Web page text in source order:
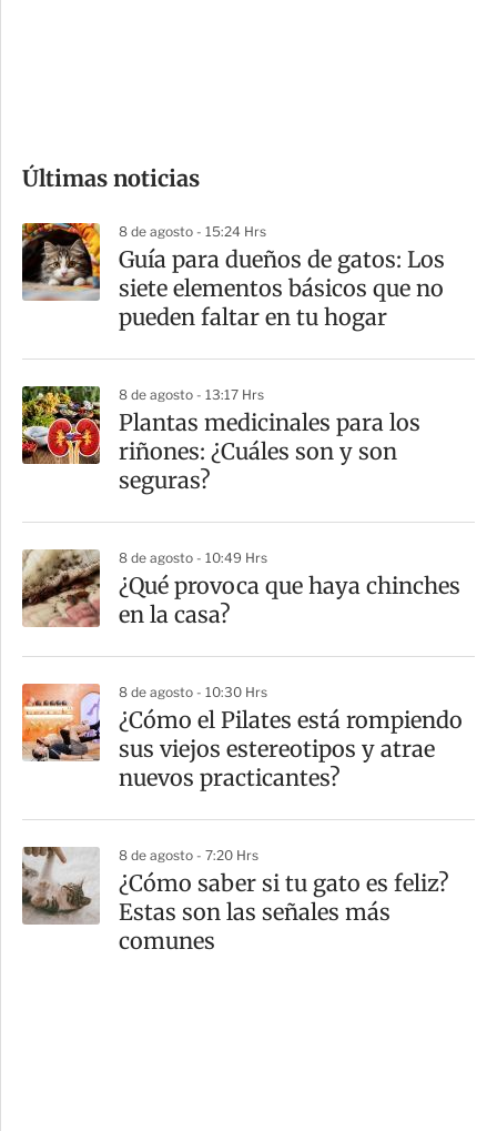
m
a
r
t
Últimas noticias
8 de agosto - 15:24 Hrs
Guía para dueños de gatos: Los
siete elementos básicos que no
pueden faltar en tu hogar
8 de agosto - 13:17 Hrs
Plantas medicinales para los
riñones: ¿Cuáles son y son
seguras?
8 de agosto - 10:49 Hrs
¿Qué provoca que haya chinches
en la casa?
8 de agosto - 10:30 Hrs
¿Cómo el Pilates está rompiendo
sus viejos estereotipos y atrae
nuevos practicantes?
8 de agosto - 7:20 Hrs
¿Cómo saber si tu gato es feliz?
Estas son las señales más
comunes